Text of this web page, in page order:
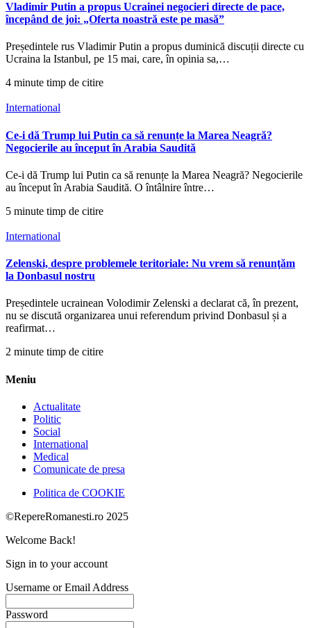
Vladimir Putin a propus Ucrainei negocieri directe de pace,
începând de joi: „Oferta noastră este pe masă”
Președintele rus Vladimir Putin a propus duminică discuții directe cu
Ucraina la Istanbul, pe 15 mai, care, în opinia sa,…
4 minute timp de citire
International
Ce-i dă Trump lui Putin ca să renunțe la Marea Neagră?
Negocierile au început în Arabia Saudită
Ce-i dă Trump lui Putin ca să renunțe la Marea Neagră? Negocierile
au început în Arabia Saudită. O întâlnire între…
5 minute timp de citire
International
Zelenski, despre problemele teritoriale: Nu vrem să renunţăm
la Donbasul nostru
Președintele ucrainean Volodimir Zelenski a declarat că, în prezent,
nu se discută organizarea unui referendum privind Donbasul și a
reafirmat…
2 minute timp de citire
Meniu
Actualitate
Politic
Social
International
Medical
Comunicate de presa
Politica de COOKIE
©RepereRomanesti.ro 2025
Welcome Back!
Sign in to your account
Username or Email Address
Password